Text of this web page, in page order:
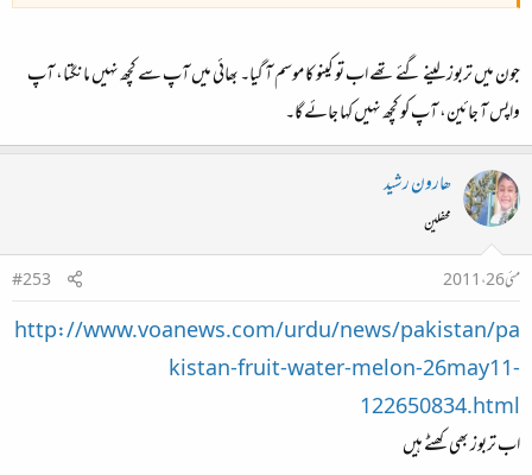
جون میں تربوز لینے گئے تھے اب تو کینو کا موسم آ گیا۔ بھائی میں آپ سے کچھ نہیں مانگتا، آپ
واپس آ جائین، آپ کو کچھ نہیں کہا جائے گا۔
ھارون رشید
محفلین
مئی 26، 2011
#253
http://www.voanews.com/urdu/news/pakistan/pa
kistan-fruit-water-melon-26may11-
122650834.html
اب تربوز بھی کھٹے ہیں